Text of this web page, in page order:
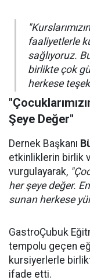
faaliyetlerle
sağlıyoruz.
birlikte çok
herkese
Şeye Değer"
Dernek Başkanı
etkinliklerin birlik
vurgulayarak,
her şeye değer.
sunan herkese
GastroÇubuk
tempolu geçen
kursiyerlerle
ifade etti.